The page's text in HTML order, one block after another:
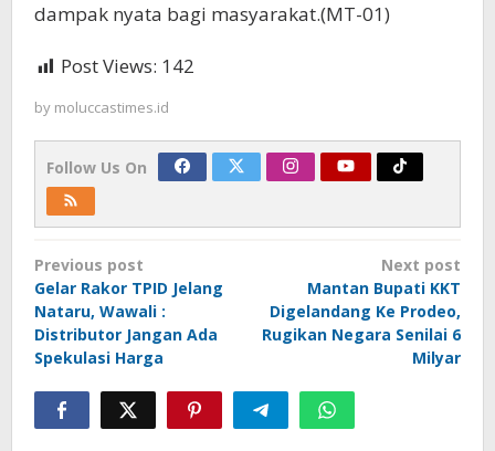
dampak nyata bagi masyarakat.(MT-01)
Post Views: 142
by moluccastimes.id
Follow Us On
Post
navigation
Previous post
Gelar Rakor TPID Jelang
Nataru, Wawali :
Distributor Jangan Ada
Spekulasi Harga
Next post
Mantan Bupati KKT
Digelandang Ke Prodeo,
Rugikan Negara Senilai 6
Milyar